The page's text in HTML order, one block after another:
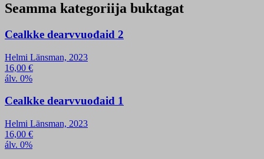
Seamma kategoriija buktagat
Cealkke dearvvuođaid 2
Helmi Länsman, 2023
16,00 €
álv. 0%
Cealkke dearvvuođaid 1
Helmi Länsman, 2023
16,00 €
álv. 0%